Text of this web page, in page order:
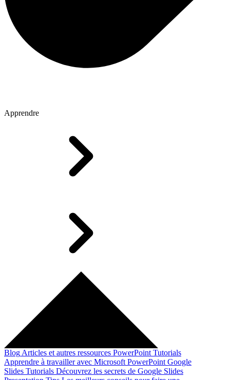
Apprendre
Blog Articles et autres ressources PowerPoint Tutorials
Apprendre à travailler avec Microsoft PowerPoint Google
Slides Tutorials Découvrez les secrets de Google Slides